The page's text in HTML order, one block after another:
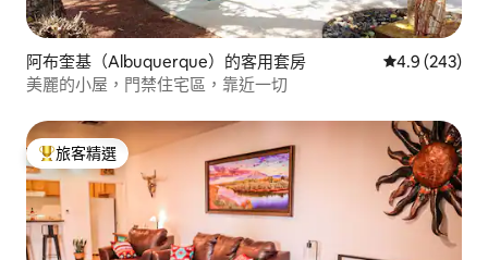
阿布奎基（Albuquerque）的客用套房 從 243 則評
4.9 (243)
美麗的小屋，門禁住宅區，靠近一切
旅客精選榜首
旅客精選